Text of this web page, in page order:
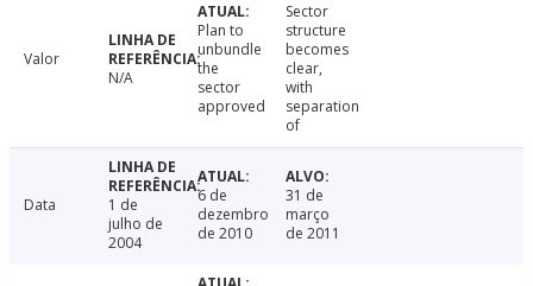
Valor
N/A
Plan to
unbundle
the
sector
approved
Sector
structure
becomes
clear,
with
separation
of
Data
1 de
julho de
2004
6 de
dezembro
de 2010
31 de
março
de 2011